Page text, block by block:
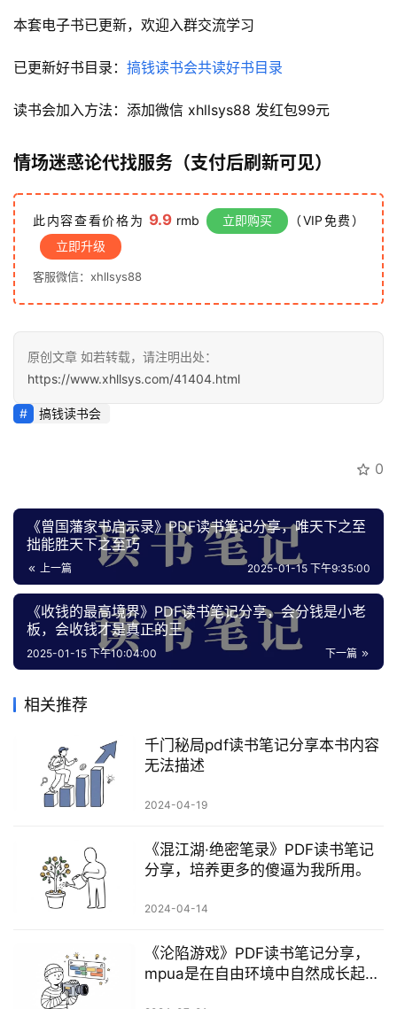
运
百
创
业
会
员
专
区
登录 注册
本套电子书已更新，欢迎入群交流学习
已更新好书目录： 搞钱读书会共读好书目录
读书会加入方法：添加微信 xhllsys88 发红包99元
情场迷惑论代找服务（支付后刷新可见）
此内容查看价格为 9.9 rmb 立即购买
（VIP免费）
立即升级
客服微信：xhllsys88
原创文章 如若转载，请注明出处：
https://www.xhllsys.com/41404.html
搞钱读书会
0
《曾国藩家书启示录》PDF读书笔记分享，唯天下之至
拙能胜天下之至巧
上一篇 2025-01-15 下午9:35:00
《收钱的最高境界》PDF读书笔记分享，会分钱是小老
板，会收钱才是真正的王
下一篇
2025-01-15 下午10:04:00
相关推荐
千门秘局pdf读书笔记分享本书内容
无法描述
2024-04-19
《混江湖·绝密笔录》PDF读书笔记
分享，培养更多的傻逼为我所用。
2024-04-14
《沦陷游戏》PDF读书笔记分享，
mpua是在自由环境中自然成长起来